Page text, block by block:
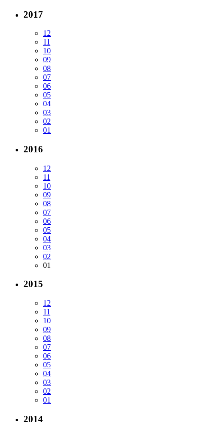
2017
12
11
10
09
08
07
06
05
04
03
02
01
2016
12
11
10
09
08
07
06
05
04
03
02
01
2015
12
11
10
09
08
07
06
05
04
03
02
01
2014